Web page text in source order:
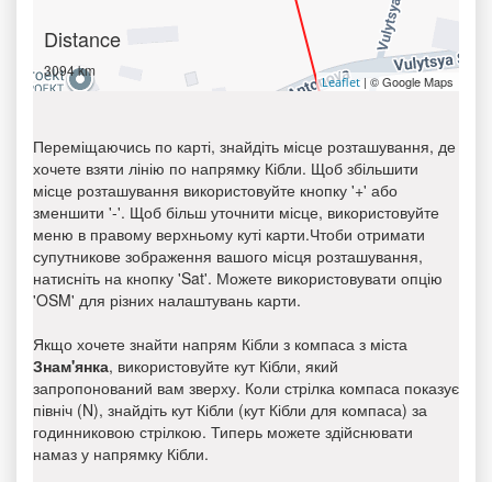
Distance
3094 km
Leaflet | © Google Maps
Переміщаючись по карті, знайдіть місце розташування, де
хочете взяти лінію по напрямку Кібли. Щоб збільшити
місце розташування використовуйте кнопку '+' або
зменшити '-'. Щоб більш уточнити місце, використовуйте
меню в правому верхньому куті карти.Чтоби отримати
супутникове зображення вашого місця розташування,
натисніть на кнопку 'Sat'. Можете використовувати опцію
'OSM' для різних налаштувань карти.
Якщо хочете знайти напрям Кібли з компаса з міста
Знам'янка, використовуйте кут Кібли, який
запропонований вам зверху. Коли стрілка компаса показує
північ (N), знайдіть кут Кібли (кут Кібли для компаса) за
годинниковою стрілкою. Типерь можете здійснювати
намаз у напрямку Кібли.